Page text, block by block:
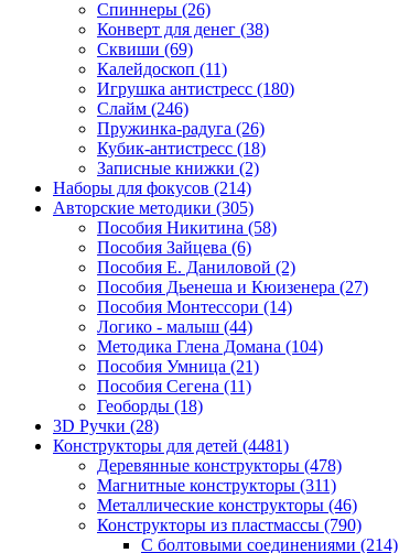
Спиннеры (26)
Конверт для денег (38)
Сквиши (69)
Калейдоскоп (11)
Игрушка антистресс (180)
Слайм (246)
Пружинка-радуга (26)
Кубик-антистресс (18)
Записные книжки (2)
Наборы для фокусов (214)
Авторские методики (305)
Пособия Никитина (58)
Пособия Зайцева (6)
Пособия Е. Даниловой (2)
Пособия Дьенеша и Кюизенера (27)
Пособия Монтессори (14)
Логико - малыш (44)
Методика Глена Домана (104)
Пособия Умница (21)
Пособия Сегена (11)
Геоборды (18)
3D Ручки (28)
Конструкторы для детей (4481)
Деревянные конструкторы (478)
Магнитные конструкторы (311)
Металлические конструкторы (46)
Конструкторы из пластмассы (790)
С болтовыми соединениями (214)